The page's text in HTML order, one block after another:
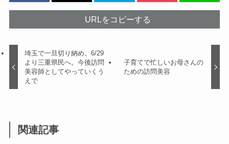
URLをコピーする
埼玉で一旦切り納め。6/29
より三重県民へ。今後訪問
美容師としてやっていくう
えで
子育てで忙しいお母さんの
ための訪問美容
関連記事